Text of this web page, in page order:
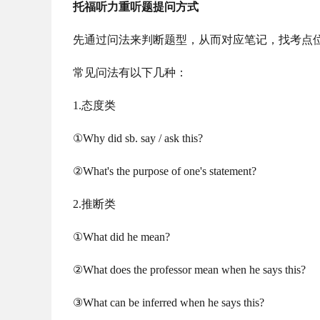
托福听力重听题提问方式
先通过问法来判断题型，从而对应笔记，找考点
常见问法有以下几种：
1.态度类
①Why did sb. say / ask this?
②What's the purpose of one's statement?
2.推断类
①What did he mean?
②What does the professor mean when he says this?
③What can be inferred when he says this?